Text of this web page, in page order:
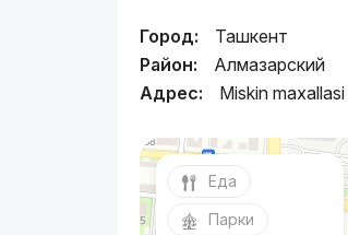
Город:
Ташкент
Район:
Алмазарский
Адрес:
Miskin
Еда
Парки